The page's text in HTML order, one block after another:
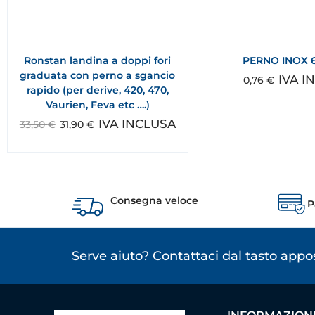
Ronstan landina a doppi fori
graduata con perno a sgancio
rapido (per derive, 420, 470,
Vaurien, Feva etc ….)
33,50€ 31,90 € IVA INCLUSA
PERNO INOX
0,76€ IVA
Consegna veloce
Serve aiuto? Contattaci dal tasto